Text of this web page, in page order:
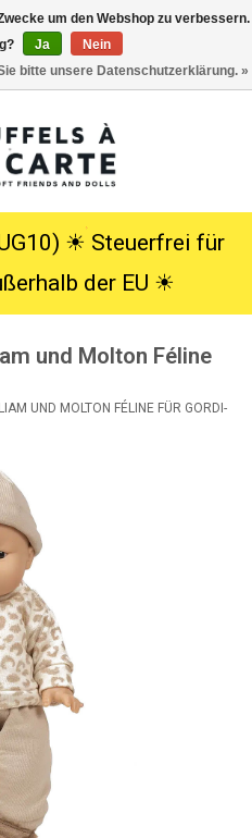
☀︎ Steuerfrei für
der EU ☀︎
und Molton Féline
UND MOLTON FÉLINE FÜR GORDI-
um den Webshop zu verbessern.
Ja
Nein
bitte unsere Datenschutzerklärung. »